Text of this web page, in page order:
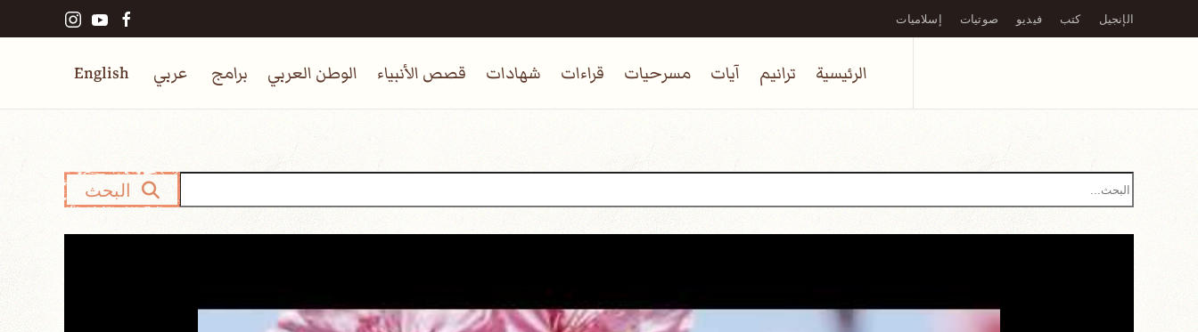
Skip to main content
الإنجيل كتب فيديو صوتيات إسلاميات
الرئيسية ترانيم آيات مسرحيات قراءات شهادات قصص الأنبياء الوطن العربي برامج عربي English
البحث